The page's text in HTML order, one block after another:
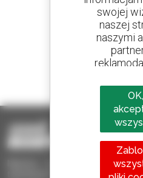
Manitou na
Manitou Używane – Używany
teleskopowe, wózki masztowe,
swojej
naszej
naszymi
OK,